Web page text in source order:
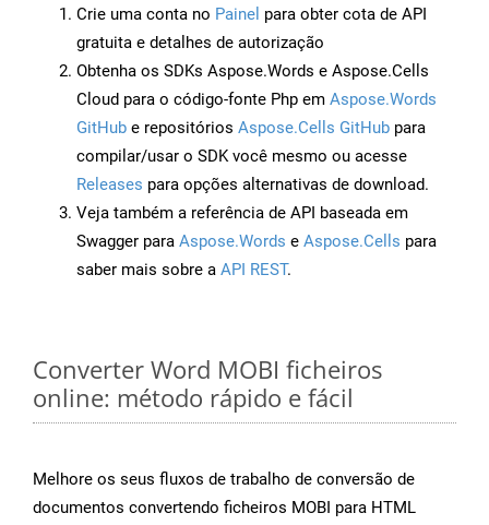
Crie uma conta no Painel para obter cota de API
gratuita e detalhes de autorização
Obtenha os SDKs Aspose.Words e Aspose.Cells
Cloud para o código-fonte Php em Aspose.Words
GitHub e repositórios Aspose.Cells GitHub para
compilar/usar o SDK você mesmo ou acesse
Releases para opções alternativas de download.
Veja também a referência de API baseada em
Swagger para Aspose.Words e Aspose.Cells para
saber mais sobre a API REST.
Converter Word MOBI ficheiros
online: método rápido e fácil
Melhore os seus fluxos de trabalho de conversão de
documentos convertendo ficheiros MOBI para HTML